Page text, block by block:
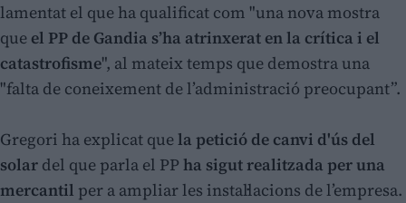
lamentat el que ha qualificat com "una nova mostra
que el PP de Gandia s’ha atrinxerat en la crítica i el
catastrofisme", al mateix temps que demostra una
"falta de coneixement de l’administració preocupant”.
Gregori ha explicat quela petició de canvi d'ús del
solar del que parla el PP ha sigut realitzada per una
mercantil per a ampliar les instal·lacions de l’empresa.